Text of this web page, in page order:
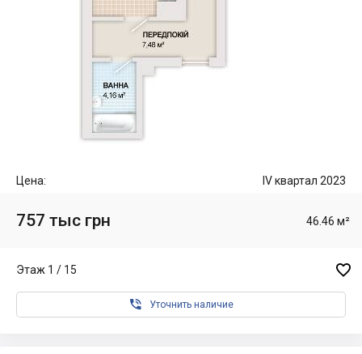
Цена: IV квартал 2023
757 тыс грн 46.46 м²
Этаж 1 / 15 
 Уточнить наличие